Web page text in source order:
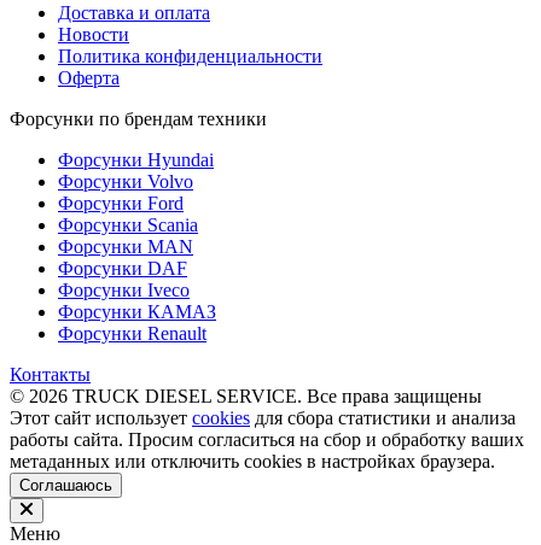
Доставка и оплата
Новости
Политика конфиденциальности
Оферта
Форсунки по брендам техники
Форсунки Hyundai
Форсунки Volvo
Форсунки Ford
Форсунки Scania
Форсунки MAN
Форсунки DAF
Форсунки Iveco
Форсунки КАМАЗ
Форсунки Renault
Контакты
© 2026 TRUCK DIESEL SERVICE. Все права защищены
Этот сайт использует cookies для сбора статистики и анализа
работы сайта. Просим согласиться на сбор и обработку ваших
метаданных или отключить cookies в настройках браузера.
Соглашаюсь
Меню